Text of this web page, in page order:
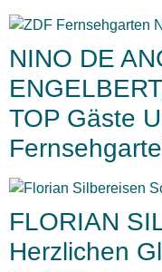
NINO DE
TOP Gäste
FLORIAN
Herzlichen